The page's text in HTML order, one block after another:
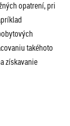
opatrení, pri
takéhoto
získavanie